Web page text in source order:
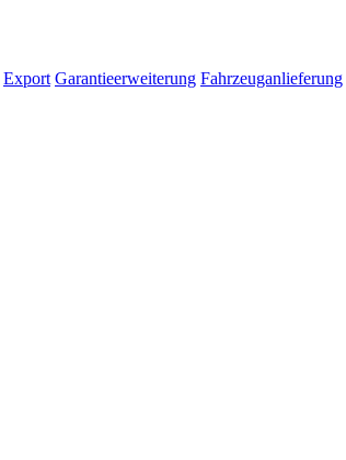
Export Garantieerweiterung Fahrzeuganlieferung